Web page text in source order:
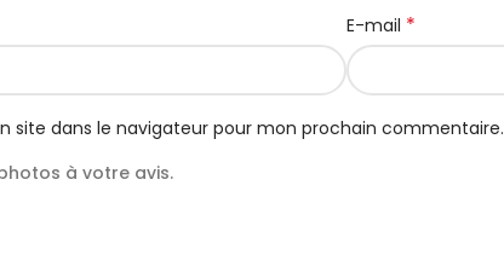
E-mail *
site dans le navigateur pour mon prochain commentaire.
à votre avis.